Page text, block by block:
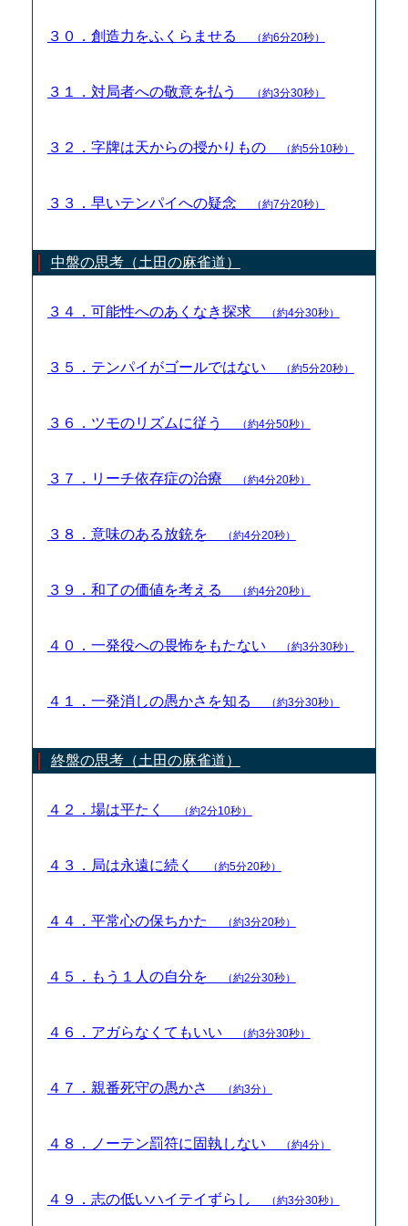
３０．創造力をふくらませる （約6分20秒）
３１．対局者への敬意を払う （約3分30秒）
３２．字牌は天からの授かりもの （約5分10秒）
３３．早いテンパイへの疑念 （約7分20秒）
中盤の思考（土田の麻雀道）
３４．可能性へのあくなき探求 （約4分30秒）
３５．テンパイがゴールではない （約5分20秒）
３６．ツモのリズムに従う （約4分50秒）
３７．リーチ依存症の治療 （約4分20秒）
３８．意味のある放銃を （約4分20秒）
３９．和了の価値を考える （約4分20秒）
４０．一発役への畏怖をもたない （約3分30秒）
４１．一発消しの愚かさを知る （約3分30秒）
終盤の思考（土田の麻雀道）
４２．場は平たく （約2分10秒）
４３．局は永遠に続く （約5分20秒）
４４．平常心の保ちかた （約3分20秒）
４５．もう１人の自分を （約2分30秒）
４６．アガらなくてもいい （約3分30秒）
４７．親番死守の愚かさ （約3分）
４８．ノーテン罰符に固執しない （約4分）
４９．志の低いハイテイずらし （約3分30秒）